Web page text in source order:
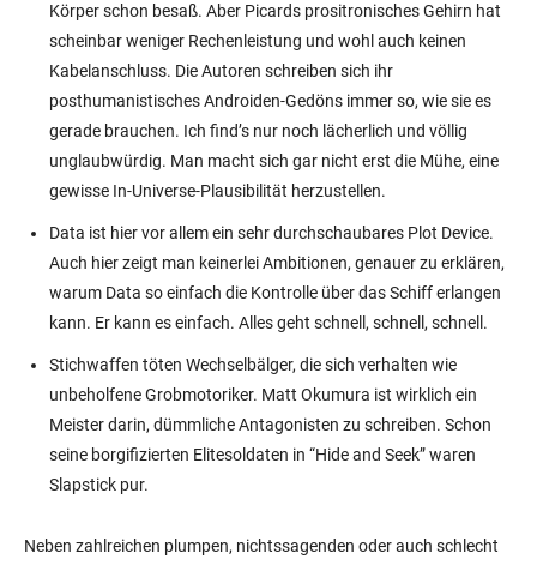
Körper schon besaß. Aber Picards prositronisches Gehirn hat
scheinbar weniger Rechenleistung und wohl auch keinen
Kabelanschluss. Die Autoren schreiben sich ihr
posthumanistisches Androiden-Gedöns immer so, wie sie es
gerade brauchen. Ich find’s nur noch lächerlich und völlig
unglaubwürdig. Man macht sich gar nicht erst die Mühe, eine
gewisse In-Universe-Plausibilität herzustellen.
Data ist hier vor allem ein sehr durchschaubares Plot Device.
Auch hier zeigt man keinerlei Ambitionen, genauer zu erklären,
warum Data so einfach die Kontrolle über das Schiff erlangen
kann. Er kann es einfach. Alles geht schnell, schnell, schnell.
Stichwaffen töten Wechselbälger, die sich verhalten wie
unbeholfene Grobmotoriker. Matt Okumura ist wirklich ein
Meister darin, dümmliche Antagonisten zu schreiben. Schon
seine borgifizierten Elitesoldaten in “Hide and Seek” waren
Slapstick pur.
Neben zahlreichen plumpen, nichtssagenden oder auch schlecht